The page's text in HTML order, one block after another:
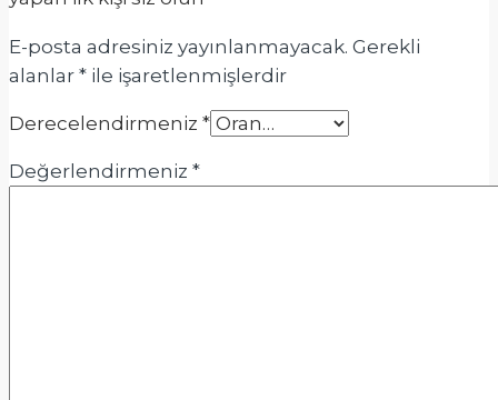
E-posta adresiniz yayınlanmayacak. Gerekli
alanlar * ile işaretlenmişlerdir
Derecelendirmeniz *
Değerlendirmeniz *